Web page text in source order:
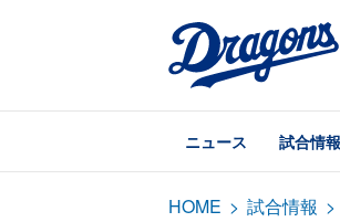
ニュース 試合情報
HOME > 試合情報 >